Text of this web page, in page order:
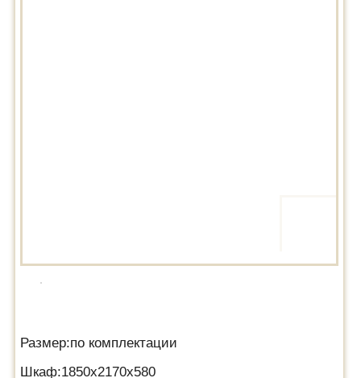
Размер:по комплектации
Шкаф:1850х2170х580